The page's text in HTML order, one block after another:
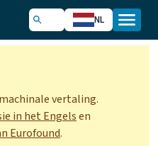
NL
vertaling.
in het Engelsen
Eurofound.